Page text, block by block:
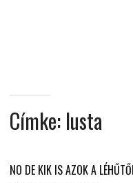
Címke: lusta
NO DE KIK IS AZOK A